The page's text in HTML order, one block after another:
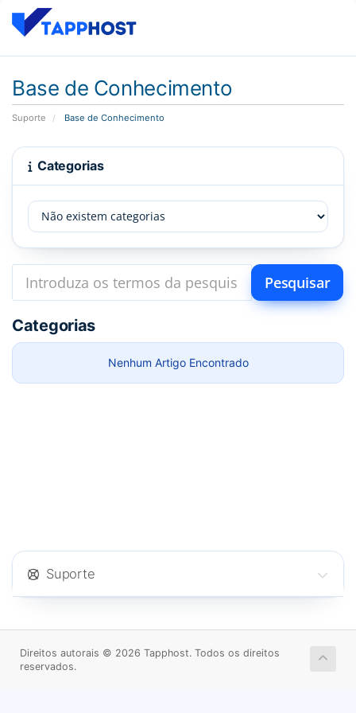
Base de Conhecimento
Suporte Base de Conhecimento
Categorias
Categorias
Nenhum Artigo Encontrado
Suporte
Direitos autorais © 2026 Tapphost. Todos os direitos
reservados.